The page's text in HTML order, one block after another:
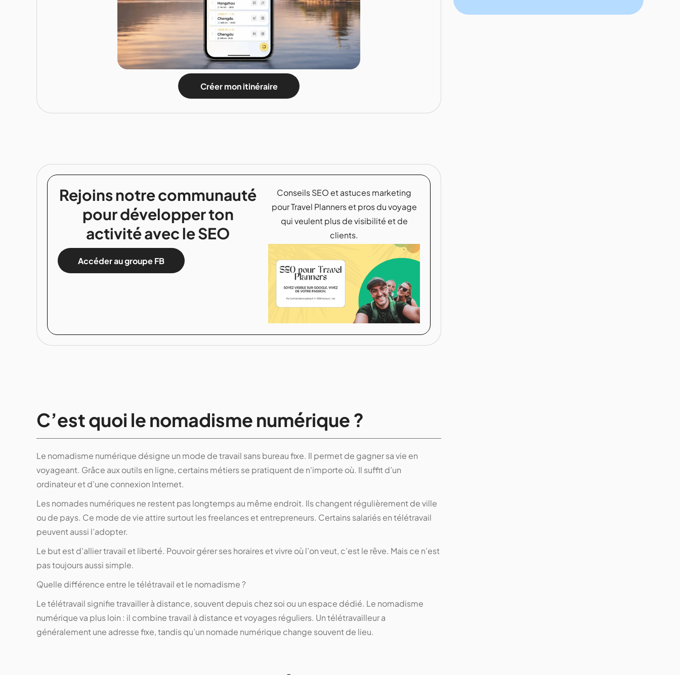
Créer mon itinéraire
Rejoins notre communauté
pour développer ton
activité avec le SEO
Conseils SEO et astuces marketing
pour Travel Planners et pros du voyage
qui veulent plus de visibilité et de
clients.
Accéder au groupe FB
C’est quoi le nomadisme numérique ?
Le nomadisme numérique désigne un mode de travail sans bureau fixe. Il permet de gagner sa vie en
voyageant. Grâce aux outils en ligne, certains métiers se pratiquent de n'importe où. Il suffit d’un
ordinateur et d’une connexion Internet.
Les nomades numériques ne restent pas longtemps au même endroit. Ils changent régulièrement de ville
ou de pays. Ce mode de vie attire surtout les freelances et entrepreneurs. Certains salariés en télétravail
peuvent aussi l’adopter.
Le but est d’allier travail et liberté. Pouvoir gérer ses horaires et vivre où l’on veut, c’est le rêve. Mais ce n’est
pas toujours aussi simple.
Quelle différence entre le télétravail et le nomadisme ?
Le télétravail signifie travailler à distance, souvent depuis chez soi ou un espace dédié. Le nomadisme
numérique va plus loin : il combine travail à distance et voyages réguliers. Un télétravailleur a
généralement une adresse fixe, tandis qu’un nomade numérique change souvent de lieu.